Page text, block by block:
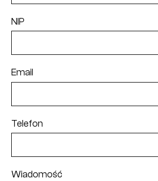
NIP
Email
Telefon
Wiadomość